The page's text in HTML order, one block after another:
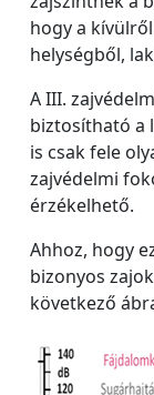
hogy a
helységből,
A III.
biztosítható a
is csak fele
zajvédelmi
érzékelhető.
Ahhoz, hogy
bizonyos
következő